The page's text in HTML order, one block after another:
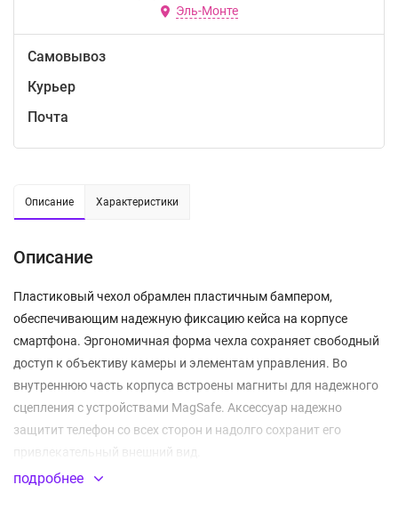
Эль-Монте
Самовывоз
Курьер
Почта
Описание Характеристики
Описание
Пластиковый чехол обрамлен пластичным бампером,
обеспечивающим надежную фиксацию кейса на корпусе
смартфона. Эргономичная форма чехла сохраняет свободный
доступ к объективу камеры и элементам управления. Во
внутреннюю часть корпуса встроены магниты для надежного
сцепления с устройствами MagSafe. Аксессуар надежно
защитит телефон со всех сторон и надолго сохранит его
привлекательный внешний вид.
подробнее